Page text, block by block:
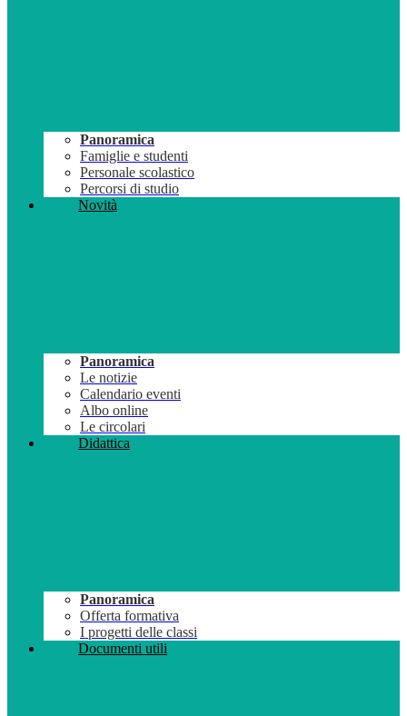
Panoramica
Famiglie e studenti
Personale scolastico
Percorsi di studio
Novità
Panoramica
Le notizie
Calendario eventi
Albo online
Le circolari
Didattica
Panoramica
Offerta formativa
I progetti delle classi
Documenti utili